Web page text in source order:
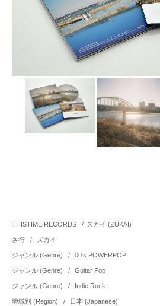
THISTIME RECORDS / ズカイ (ZUKAI)
さ行 / ズカイ
ジャンル (Genre) / 00's POWERPOP
ジャンル (Genre) / Guitar Pop
ジャンル (Genre) / Indie Rock
地域別 (Region) / 日本 (Japanese)